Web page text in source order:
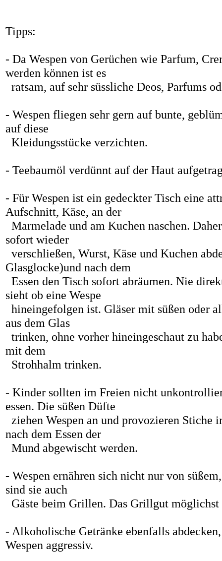
Tipps:
- Da Wespen von Gerüchen wie Parfum,
werden können ist es
ratsam, auf sehr süssliche Deos, Parfums
- Wespen fliegen sehr gern auf bunte,
auf diese
Kleidungsstücke verzichten.
- Teebaumöl verdünnt auf der Haut
- Für Wespen ist ein gedeckter Tisch eine
Aufschnitt, Käse, an der
Marmelade und am Kuchen naschen.
sofort wieder
verschließen, Wurst, Käse und Kuchen
Glasglocke)und nach dem
Essen den Tisch sofort abräumen. Nie
sieht ob eine Wespe
hineingefolgen ist. Gläser mit süßen oder
aus dem Glas
trinken, ohne vorher hineingeschaut zu
mit dem
Strohhalm trinken.
- Kinder sollten im Freien nicht
essen. Die süßen Düfte
ziehen Wespen an und provozieren
nach dem Essen der
Mund abgewischt werden.
- Wespen ernähren sich nicht nur von
sind sie auch
Gäste beim Grillen. Das Grillgut möglichst
- Alkoholische Getränke ebenfalls
Wespen aggressiv.